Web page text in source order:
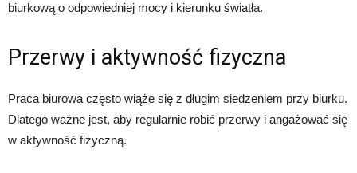
biurkową o odpowiedniej mocy i kierunku światła.
Przerwy i aktywność fizyczna
Praca biurowa często wiąże się z długim siedzeniem przy biurku.
Dlatego ważne jest, aby regularnie robić przerwy i angażować się
w aktywność fizyczną.